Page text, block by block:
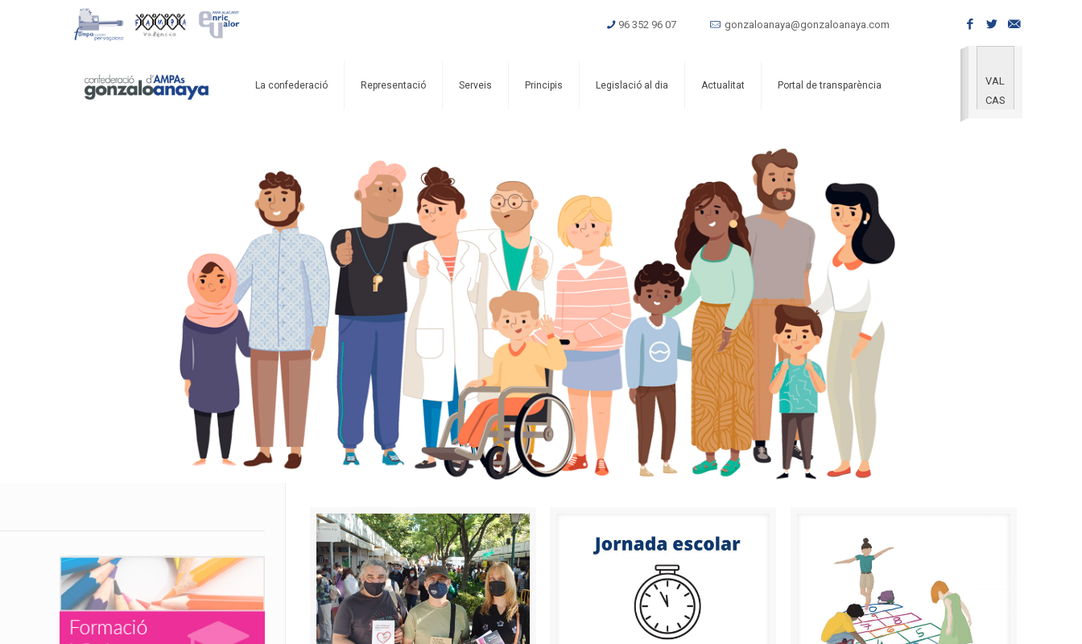
96 352 96 07 gonzaloanaya@gonzaloanaya.com
La confederació Representació Serveis Principis Legislació al dia Actualitat Portal de transparència
VAL
CAS